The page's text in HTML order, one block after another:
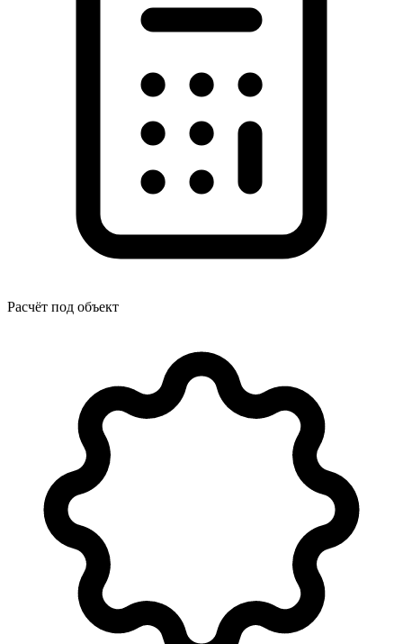
Расчёт под объект